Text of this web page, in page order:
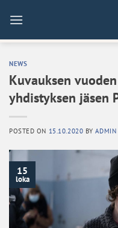
content
NEWS
Kuvauksen
yhdistyksen jäsen
POSTED ON 15.10.2020 BYADMIN
15
loka